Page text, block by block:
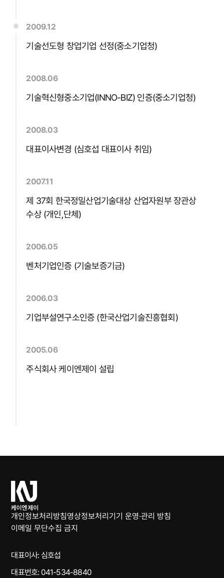
2009.12
기술선도형 창업기업 선정(중소기업청)
2008.06
기술혁신형중소기업(INNO-BIZ) 인증(중소기업청)
2008.03
대표이사변경 (심호섭 대표이사 취임)
2007.11
제 37회 한국정밀산업기술대상 산업자원부 장관상
수상 (개인,단체)
2006.05
벤처기업인증 (기술보증기금)
2006.03
기업부설연구소인증 (한국산업기술진흥협회)
2005.06
주식회사 케이엔제이 설립
케
이
엔
제
이
개인정보처리방침영상정보처리기기 운영·관리 방침
이메일 무단수집 금지
대표이사: 심호섭
대표번호: 041-534-8840